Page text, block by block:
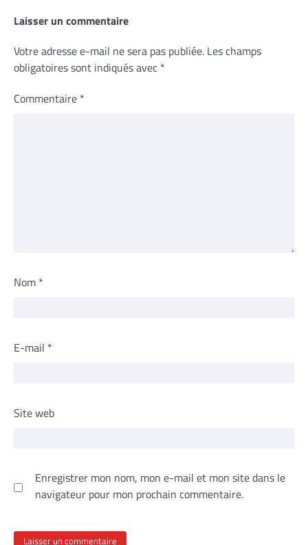
Laisser un commentaire
Votre adresse e-mail ne sera pas publiée. Les champs
obligatoires sont indiqués avec *
Commentaire *
Nom *
E-mail *
Site web
Enregistrer mon nom, mon e-mail et mon site dans le
navigateur pour mon prochain commentaire.